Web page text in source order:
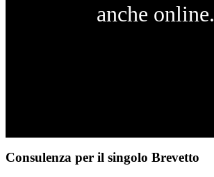
anche online.
Consulenza per il singolo Brevetto